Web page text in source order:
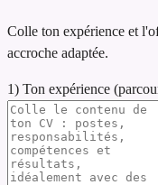
Colle ton expérience et
accroche adaptée.
1) Ton expérience